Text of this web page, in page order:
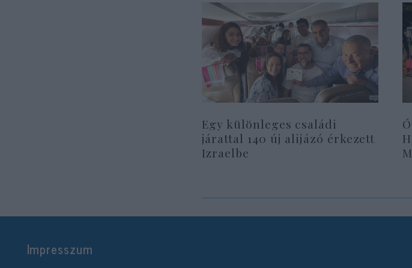
Egy különleges családi
járattal 140 új alijázó érkezett
Izraelbe
Impresszum